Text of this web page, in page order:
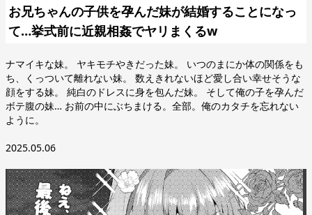
お兄ちゃんの子供を孕んだ妹が結婚することになっ
て…挙式前に近親相姦でヤリまくるw
ナマイキな妹。 ヤキモチやきだった妹。 いつのまにか体の関係をも
ち、くっついて離れない妹。 数えきれないほど愛し合い幸せそうな
顔をする妹。 純白のドレスに身を包んだ妹。 そして俺の子を孕んだ
ボテ腹の妹… お前の中にぶちまける。全部。俺のカタチを忘れない
ように。
2025.05.06